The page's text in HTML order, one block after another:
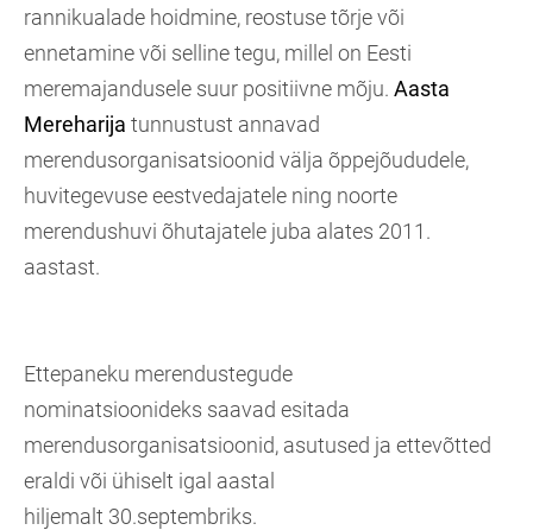
rannikualade hoidmine, reostuse tõrje või
ennetamine või selline tegu, millel on Eesti
meremajandusele suur positiivne mõju. Aasta
Mereharija tunnustust annavad
merendusorganisatsioonid välja õppejõududele,
huvitegevuse eestvedajatele ning noorte
merendushuvi õhutajatele juba alates 2011.
aastast.
Ettepaneku merendustegude
nominatsioonideks saavad esitada
merendusorganisatsioonid, asutused ja ettevõtted
eraldi või ühiselt igal aastal
hiljemalt 30.septembriks.